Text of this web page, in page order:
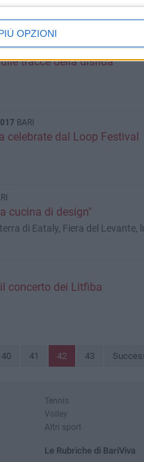
OPZIONI
tracce della disfida"
celebrate dal Loop Festival
BARI
cucina di design"
di Eataly, Fiera del Levante,
concerto dei Litfiba
40 41 42 43
Tennis
Volley
Altri sport
Le Rubriche di BariViva